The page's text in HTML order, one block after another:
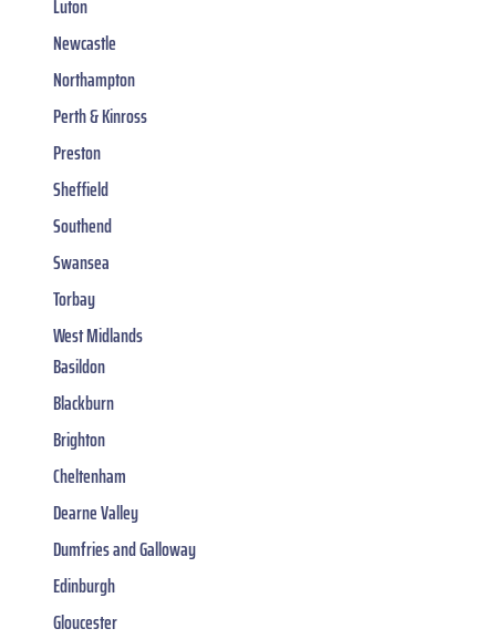
Luton
Newcastle
Northampton
Perth & Kinross
Preston
Sheffield
Southend
Swansea
Torbay
West Midlands
Basildon
Blackburn
Brighton
Cheltenham
Dearne Valley
Dumfries and Galloway
Edinburgh
Gloucester